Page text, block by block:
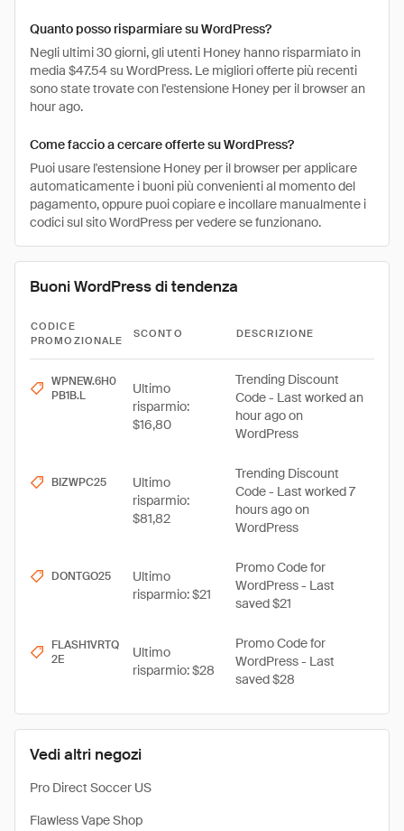
Vedi altri negozi
Pro Direct Soccer US
Flawless Vape Shop
Quanto posso risparmiare su WordPress?
Negli ultimi 30 giorni, gli utenti Honey hanno risparmiato in
media $47.54 su WordPress. Le migliori offerte più recenti
sono state trovate con l'estensione Honey per il browser an
hour ago.
Come faccio a cercare offerte su WordPress?
Puoi usare l'estensione Honey per il browser per applicare
automaticamente i buoni più convenienti al momento del
pagamento, oppure puoi copiare e incollare manualmente i
codici sul sito WordPress per vedere se funzionano.
Buoni WordPress di tendenza
CODICE
PROMOZIONALE
SCONTO DESCRIZIONE
WPNEW.6H0
PB1B.L
Ultimo
risparmio:
$16,80
Trending Discount
Code - Last worked an
hour ago on
WordPress
BIZWPC25
Ultimo
risparmio:
$81,82
Trending Discount
Code - Last worked 7
hours ago on
WordPress
DONTGO25
Ultimo
risparmio: $21
Promo Code for
WordPress - Last
saved $21
FLASH1VRTQ
2E
Ultimo
risparmio: $28
Promo Code for
WordPress - Last
saved $28